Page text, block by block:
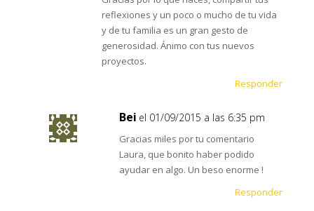
reflexiones y un poco o mucho de tu vida
y de tu familia es un gran gesto de
generosidad. Ánimo con tus nuevos
proyectos.
Responder
Bei el 01/09/2015 a las 6:35 pm
Gracias miles por tu comentario
Laura, que bonito haber podido
ayudar en algo. Un beso enorme !
Responder